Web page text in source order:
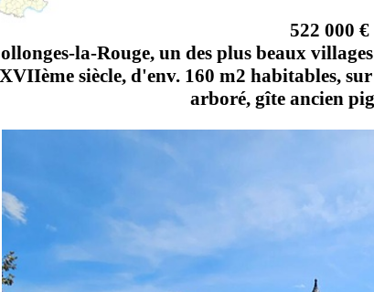
522 000
la-Rouge, un des plus beaux
siècle, d'env. 160 m2 habitables,
arboré, gîte ancien